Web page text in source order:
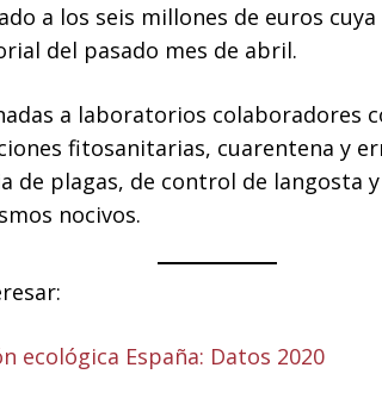
a los seis millones de euros
del pasado mes de abril.
a laboratorios colaboradores
fitosanitarias, cuarentena y
de plagas, de control de langosta
nocivos.
ecológica España: Datos 2020